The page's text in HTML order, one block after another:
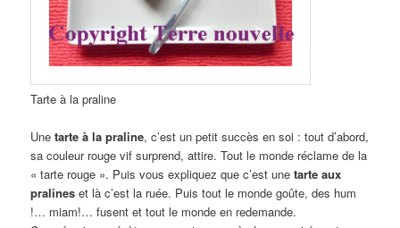
Tarte à la praline
Unetarte à la praline, c’est un petit succès en soi : tout d’abord,
sa couleur rouge vif surprend, attire. Tout le monde réclame de la
« tarte rouge ». Puis vous expliquez que c’est unetarte aux
pralines et là c’est la ruée. Puis tout le monde goûte, des hum
!… miam!… fusent et tout le monde en redemande.